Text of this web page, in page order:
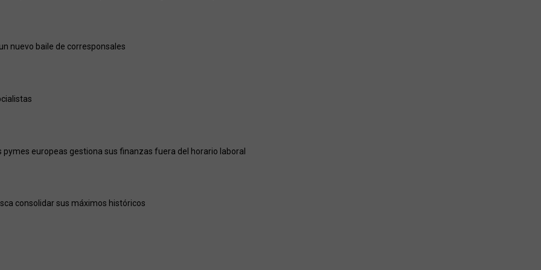
nuevo baile de corresponsales
pymes europeas gestiona sus finanzas fuera del horario laboral
consolidar sus máximos históricos